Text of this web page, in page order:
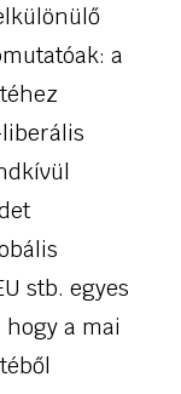
a
stb. egyes
a mai